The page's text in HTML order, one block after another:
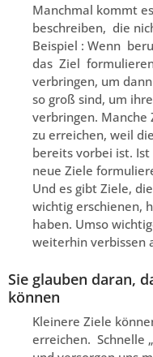
Manchmal kommt
beschreiben, die
Beispiel : Wenn
das Ziel
verbringen, um
so groß sind, um
verbringen. Manche
zu erreichen, weil
bereits vorbei ist.
neue Ziele
Und es gibt Ziele,
wichtig erschienen,
haben. Umso
weiterhin verbissen
Sie glauben daran,
können
Kleinere Ziele
erreichen. Schnelle